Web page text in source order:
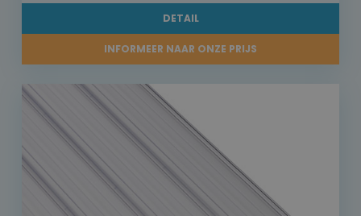
DETAIL
INFORMEER NAAR ONZE PRIJS